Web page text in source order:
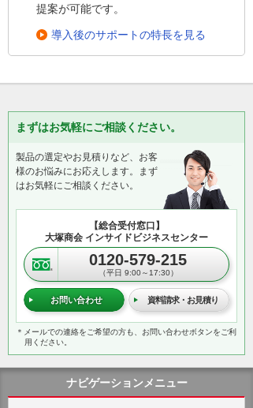
提案が可能です。
導入後のサポートの特長を見る
まずはお気軽にご相談ください。
製品の選定やお見積りなど、お客
様のお悩みにお応えします。まず
はお気軽にご相談ください。
【総合受付窓口】
大塚商会 インサイドビジネスセンター
0120-579-215
（平日 9:00～17:30）
お問い合わせ 資料請求・お見積り
＊メールでの連絡をご希望の方も、お問い合わせボタンをご利
用ください。
ナビゲーションメニュー